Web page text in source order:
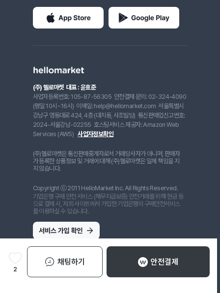
2
채팅하기 안전결제
(주) 헬로마켓 대표 : 윤효준
사업자등록번호: 105-87-56305 안전결제 문의: 02-324-4090
(평일 10시~16시) 이메일: help@hellomarket.com 서울특별시
강남구 영동대로 424, 4층 (대치동, 사조빌딩) 통신판매업신고번호:
2024-서울강남-02255 호스팅서비스 제공자: Amazon Web
Services (AWS) 사업자정보확인
(주)헬로마켓은 통신판매중개자로서 거래당사자가 아니며, 판매자
가 등록한 상품정보 및 거래에 대해 (주)헬로마켓은 일체 책임을 지
지 않습니다.
Copyright ⓒ 2011 HelloMarket Inc. All Rights Reserved.
기업은행 구매 안전 서비스 (채무지급보증) 안전거래를 위해 현금 등
으로 결제 시, 저희 사이트에서 가입한 기업은행의 구매안전서비스
를 이용하실 수 있습니다.